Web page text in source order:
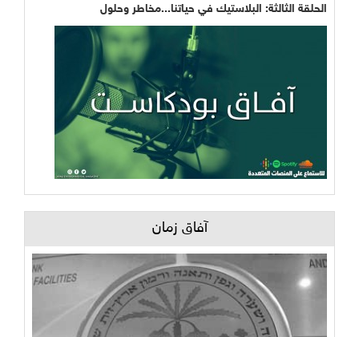
الحلقة الثالثة: البلاستيك في حياتنا...مخاطر وحلول
آفاق زمان